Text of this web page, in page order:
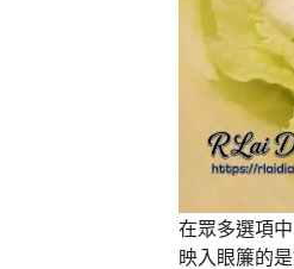
在眾多選項
映入眼簾的